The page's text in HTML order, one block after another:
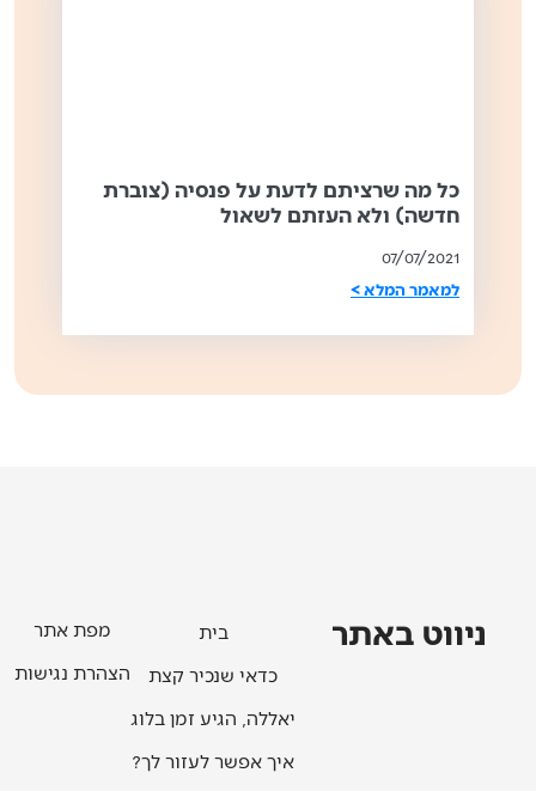
כל מה שרציתם לדעת על פנסיה (צוברת
חדשה) ולא העזתם לשאול
07/07/2021
למאמר המלא >
ניווט באתר
בית
כדאי שנכיר קצת
יאללה, הגיע זמן בלוג
איך אפשר לעזור לך?
מפת אתר
הצהרת נגישות